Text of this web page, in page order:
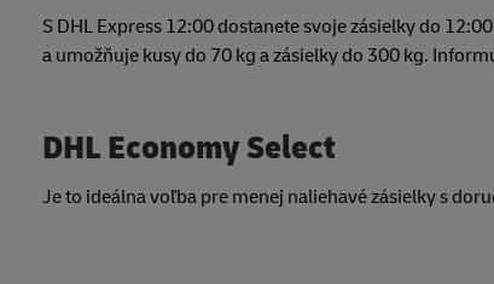
S DHL Express 12:00 dostanete svoje zásielky do
a umožňuje kusy do 70 kg a zásielky do 300 kg.
DHL Economy Select
Je to ideálna voľba pre menej naliehavé zásielky s